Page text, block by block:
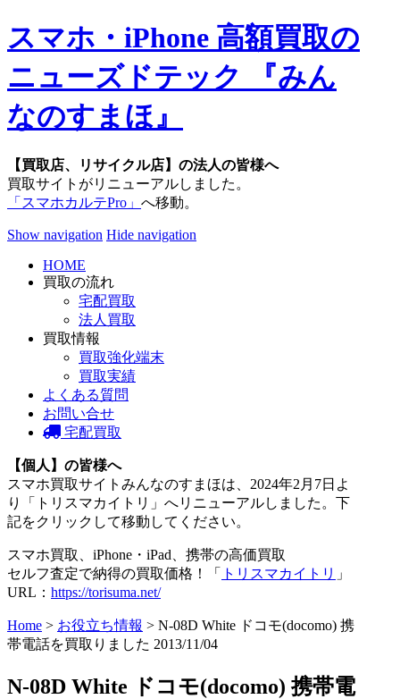
スマホ・iPhone 高額買取の
ニューズドテック 『みん
なのすまほ』
【買取店、リサイクル店】の法人の皆様へ
買取サイトがリニューアルしました。
「スマホカルテPro」 へ移動。
Show navigation Hide navigation
HOME
買取の流れ
宅配買取
法人買取
買取情報
買取強化端末
買取実績
よくある質問
お問い合せ
宅配買取
【個人】の皆様へ
スマホ買取サイトみんなのすまほは、2024年2月7日よ
り「トリスマカイトリ」へリニューアルしました。下
記をクリックして移動してください。
スマホ買取、iPhone・iPad、携帯の高価買取
セルフ査定で納得の買取価格！「
トリスマカイトリ 」
URL： https://torisuma.net/
Home > お役立ち情報 > N-08D White ドコモ(docomo) 携
帯電話を買取りました 2013/11/04
N-08D White ドコモ(docomo) 携帯電